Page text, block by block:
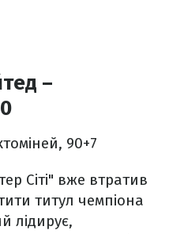
–
90+7
Сіті" вже втратив
титул чемпіона
лідирує,